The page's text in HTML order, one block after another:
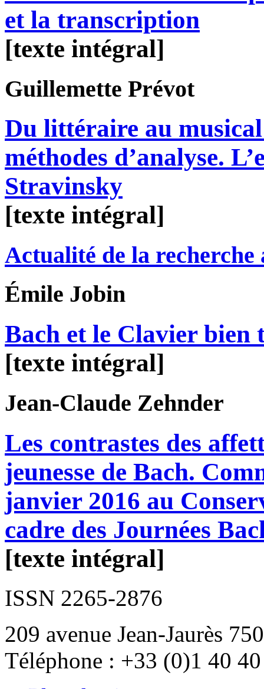
et la transcription
[texte intégral]
Guillemette Prévot
Du littéraire au
méthodes d’analyse.
Stravinsky
[texte intégral]
Actualité de la recherche
Émile Jobin
Bach et le Clavier bien
[texte intégral]
Jean-Claude Zehnder
Les contrastes des
jeunesse de Bach.
janvier 2016 au
cadre des Journées
[texte intégral]
ISSN 2265-2876
209 avenue Jean-Jaurès
Téléphone : +33 (0)1 40